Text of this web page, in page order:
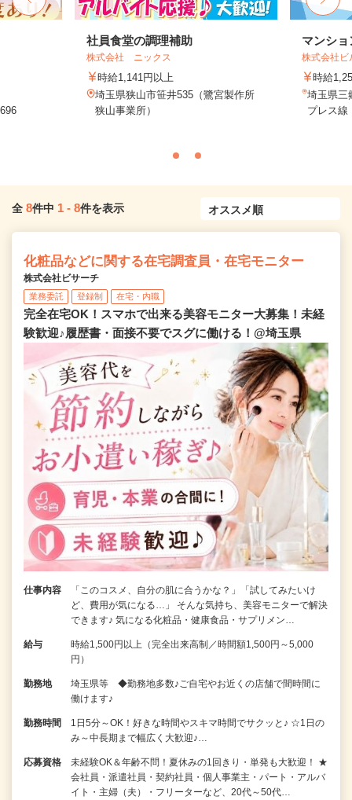
社員食堂の調理補助
株式会社 ニックス
時給1,141円以上
埼玉県狭山市笹井535（鷺宮製作所
狭山事業所）
マンシ
株式会社
時給
埼玉県三
プレス線
全 8件中 1 - 8件を表示
化粧品などに関する在宅調査員・在宅モニター
株式会社ビサーチ
業務委託 登録制 在宅・内職
完全在宅OK！スマホで出来る美容モニター大募集！未経
験歓迎♪履歴書・面接不要でスグに働ける！@埼玉県
仕事内容
「このコスメ、自分の肌に合うかな？」「試してみたいけ
ど、費用が気になる…」 そんな気持ち、美容モニターで解決
できます♪ 気になる化粧品・健康食品・サプリメン…
給与
時給1,500円以上（完全出来高制／時間額1,500円～5,000
円）
勤務地
埼玉県等 ◆勤務地多数♪ご自宅やお近くの店舗で間時間に
働けます♪
勤務時間
1日5分～OK！好きな時間やスキマ時間でサクッと♪ ☆1日の
み～中長期まで幅広く大歓迎♪…
応募資格
未経験OK＆年齢不問！夏休みの1回きり・単発も大歓迎！ ★
会社員・派遣社員・契約社員・個人事業主・パート・アルバ
イト・主婦（夫）・フリーターなど、20代～50代…